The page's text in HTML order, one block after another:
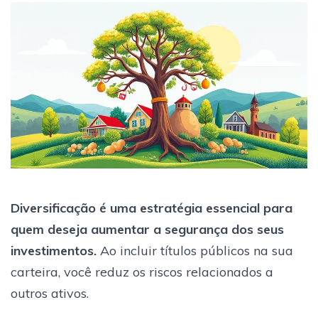
Diversificação é uma estratégia essencial para
quem deseja aumentar a segurança dos seus
investimentos. Ao incluir títulos públicos na sua
carteira, você reduz os riscos relacionados a
outros ativos.